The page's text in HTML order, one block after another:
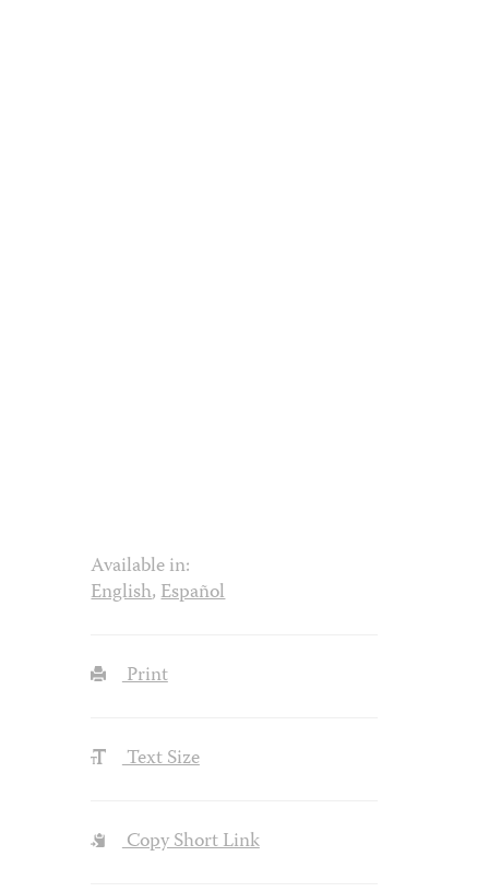
Available in:
English,Español
Print
Text Size
Copy Short Link